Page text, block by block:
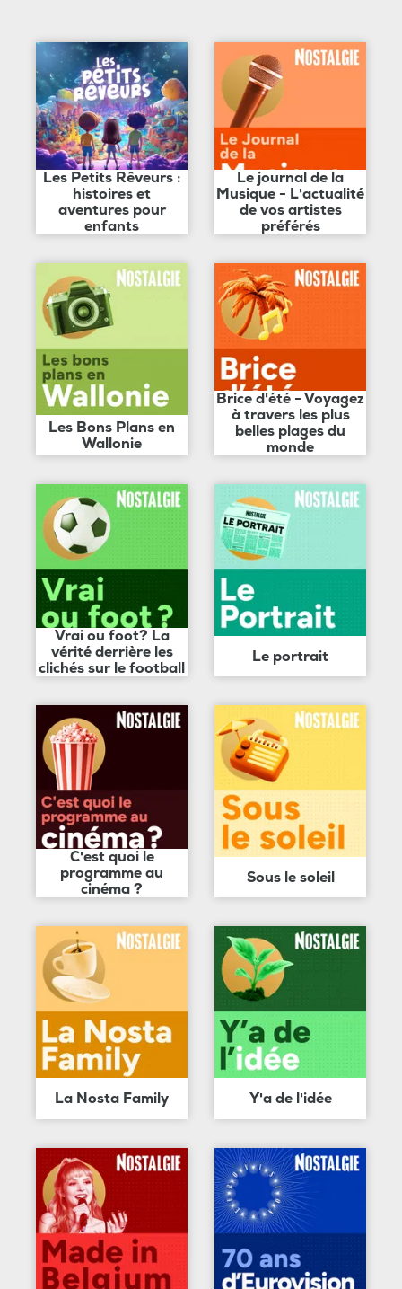
Les Petits Rêveurs :
histoires et
aventures pour
enfants
Le journal de la
Musique - L'actualité
de vos artistes
préférés
Les Bons Plans en
Wallonie
Brice d'été - Voyagez
à travers les plus
belles plages du
monde
Vrai ou foot? La
vérité derrière les
clichés sur le football
Le portrait
C'est quoi le
programme au
cinéma ?
Sous le soleil
La Nosta Family Y'a de l'idée